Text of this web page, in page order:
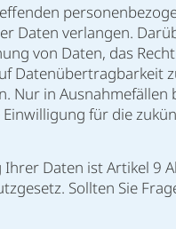
Daten verlangen.
von Daten, das
Datenübertragbarkeit
Nur in
Einwilligung für die
Daten ist Artikel 9
Sollten Sie